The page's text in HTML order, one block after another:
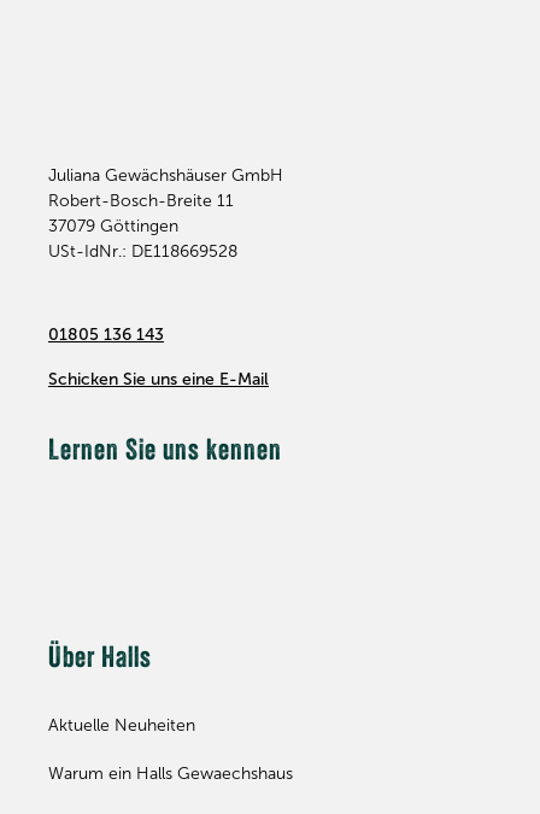
Juliana Gewächshäuser GmbH
Robert-Bosch-Breite 11
37079 Göttingen
USt-IdNr.: DE118669528
01805 136 143
Schicken Sie uns eine E-Mail
Lernen Sie uns kennen
Über Halls
Aktuelle Neuheiten
Warum ein Halls Gewaechshaus